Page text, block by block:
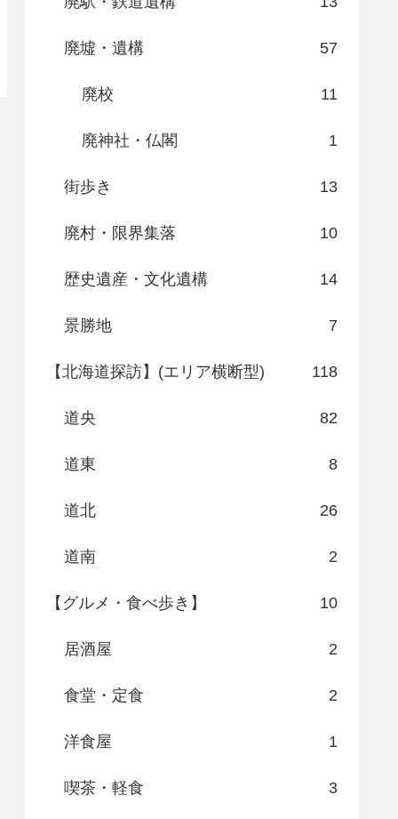
廃墟・遺構 57
廃校 11
廃神社・仏閣 1
街歩き 13
廃村・限界集落 10
歴史遺産・文化遺構 14
景勝地 7
【北海道探訪】(エリア横断型) 118
道央 82
道東 8
道北 26
道南 2
【グルメ・食べ歩き】 10
居酒屋 2
食堂・定食 2
洋食屋 1
喫茶・軽食 3